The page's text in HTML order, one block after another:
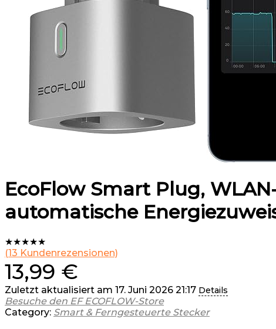
EcoFlow Smart Plug,
automatische
★★★★★
(13 Kundenrezensionen)
13,99 €
Zuletzt aktualisiert am 17. Juni 2026 21:17 Details
Besuche den EF ECOFLOW-Store
Category: Smart & Ferngesteuerte Stecker